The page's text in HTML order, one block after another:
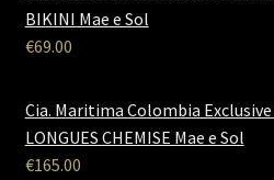
BIKINI Mae e Sol
€69.00
Cia. Maritima Colombia Exclusive
LONGUES CHEMISE Mae e Sol
€165.00